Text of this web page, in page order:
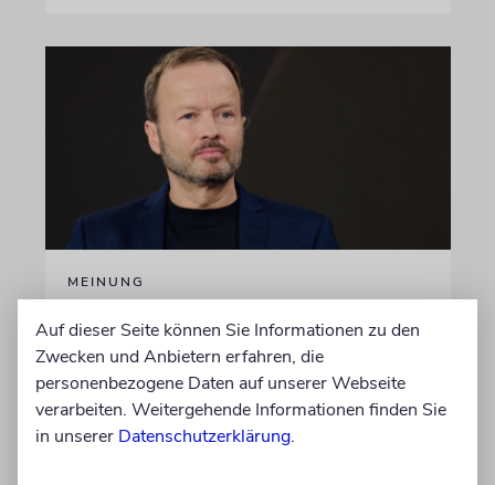
MEINUNG
Wie Georg Restle die
Glaubwürdigkeit des ÖRR
untergräbt
Nach dem X-Post des Journalisten hat sich
Felix Schotland, Vorstand der Synagogen-
Auf dieser Seite können Sie Informationen zu den
Zwecken und Anbietern erfahren, die
personenbezogene Daten auf unserer Webseite
verarbeiten. Weitergehende Informationen finden Sie
in unserer Datenschutzerklärung.